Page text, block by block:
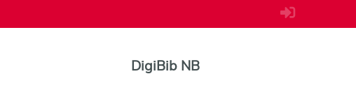
DigiBib NB